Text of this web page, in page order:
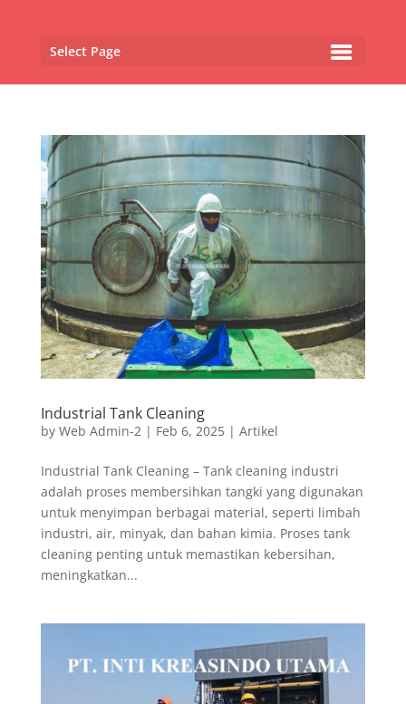
Select Page
Industrial Tank Cleaning
by Web Admin-2 | Feb 6, 2025| Artikel
Industrial Tank Cleaning – Tank cleaning industri
adalah proses membersihkan tangki yang digunakan
untuk menyimpan berbagai material, seperti limbah
industri, air, minyak, dan bahan kimia. Proses tank
cleaning penting untuk memastikan kebersihan,
meningkatkan...